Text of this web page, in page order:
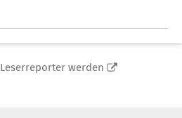
Leserreporter werden